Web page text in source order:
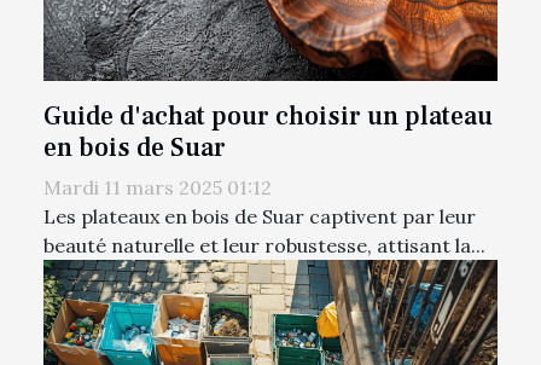
Guide d'achat pour choisir un plateau
en bois de Suar
Mardi 11 mars 2025 01:12
Les plateaux en bois de Suar captivent par leur
beauté naturelle et leur robustesse, attisant la...